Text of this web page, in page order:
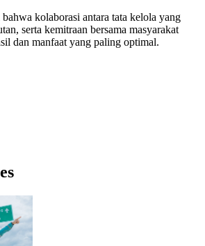
kolaborasi antara tata kelola yang
serta kemitraan bersama masyarakat
dan manfaat yang paling optimal.